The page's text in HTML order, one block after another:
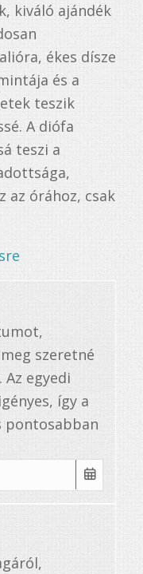
kiváló ajándék
ékes dísze
és a
teszik
A diófa
teszi a
az órához, csak
szeretné
egyedi
így a
pontosabban